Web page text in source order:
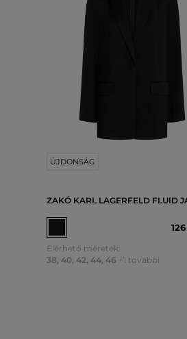
ÚJDONSÁG
ZAKÓ KARL LAGERFELD FLUID
Elérhető méretek:
38, 40, 42, 44, 46 +1 további